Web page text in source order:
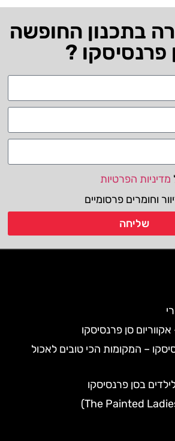
בתכנון החופשה
פרנסיסקו ?
מדיניות הפרטיות
וחומרים פרסומיים
שליחה
סן פרנסיסקו
– המקומות הכי טובים לאכול
בסן פרנסיסקו